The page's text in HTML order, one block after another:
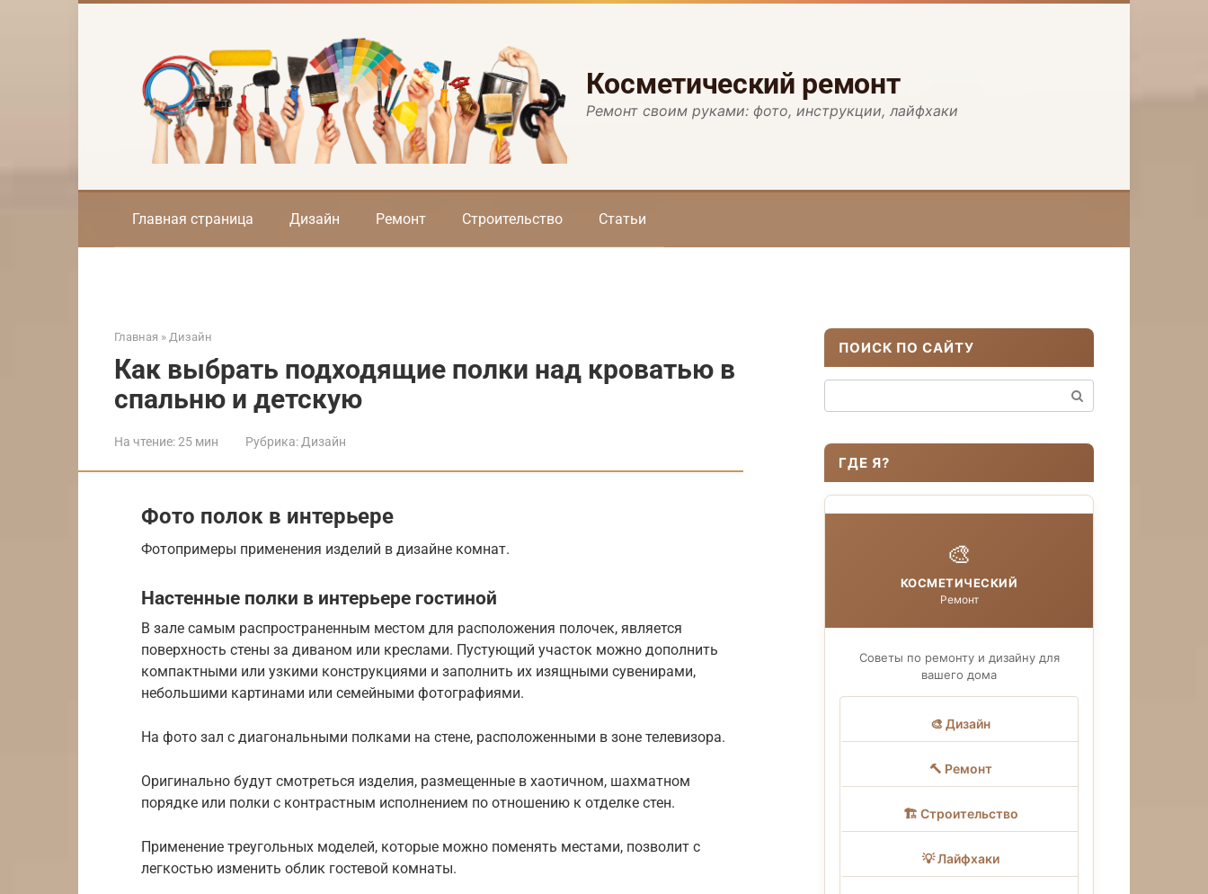
Косметический ремонт
Ремонт своим руками: фото, инструкции, лайфхаки
Главная страница Дизайн Ремонт Строительство Статьи
Главная » Дизайн
Как выбрать подходящие полки над кроватью в
спальню и детскую
На чтение:25 мин Рубрика: Дизайн
Фото полок в интерьере
Фотопримеры применения изделий в дизайне комнат.
Настенные полки в интерьере гостиной
В зале самым распространенным местом для расположения полочек, является
поверхность стены за диваном или креслами. Пустующий участок можно дополнить
компактными или узкими конструкциями и заполнить их изящными сувенирами,
небольшими картинами или семейными фотографиями.
На фото зал с диагональными полками на стене, расположенными в зоне телевизора.
Оригинально будут смотреться изделия, размещенные в хаотичном, шахматном
порядке или полки с контрастным исполнением по отношению к отделке стен.
Применение треугольных моделей, которые можно поменять местами, позволит с
легкостью изменить облик гостевой комнаты.
ПОИСК ПО САЙТУ
ГДЕ Я?
🎨
КОСМЕТИЧЕСКИЙ
Ремонт
Советы по ремонту и дизайну для
вашего дома
🎨 Дизайн
🔨 Ремонт
🏗 Строительство
💡 Лайфхаки